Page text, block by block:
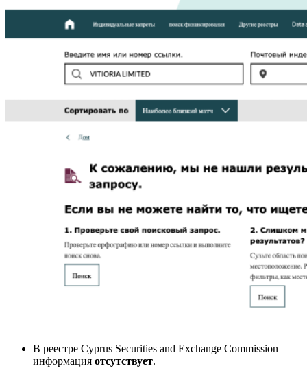
В реестре Cyprus Securities and Exchange Commission
информация отсутствует.